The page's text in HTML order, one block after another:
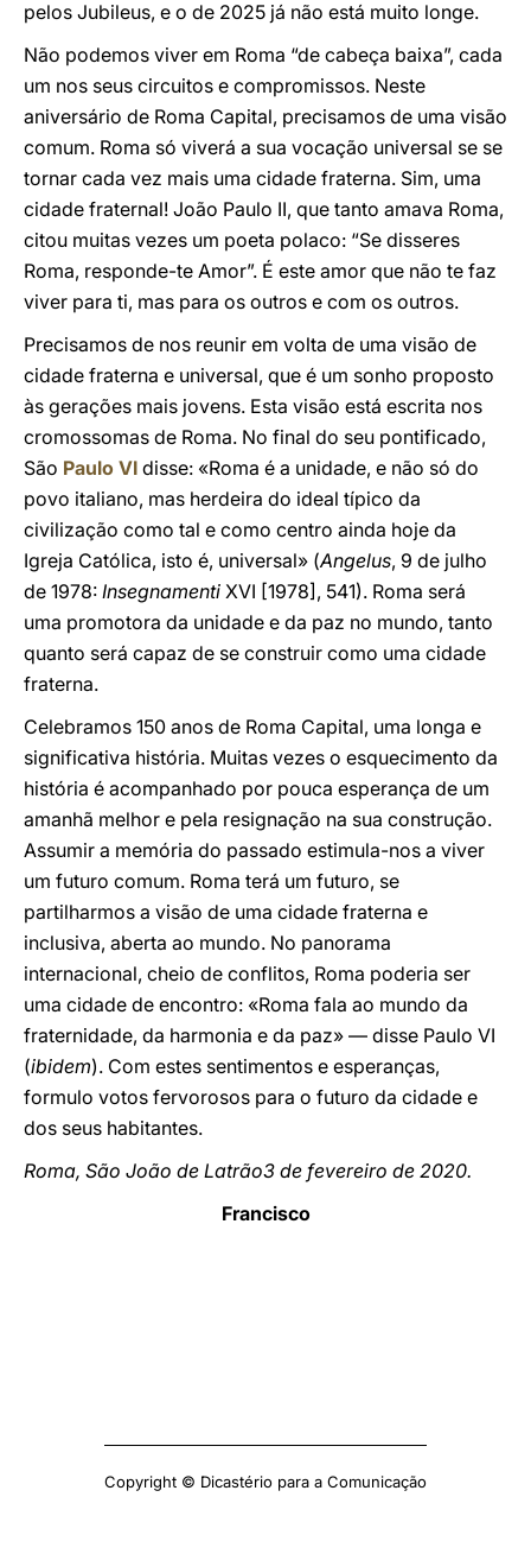
pelos Jubileus, e o de 2025 já não está muito longe.
Não podemos viver em Roma “de cabeça baixa”, cada
um nos seus circuitos e compromissos. Neste
aniversário de Roma Capital, precisamos de uma visão
comum. Roma só viverá a sua vocação universal se se
tornar cada vez mais uma cidade fraterna. Sim, uma
cidade fraternal! João Paulo II, que tanto amava Roma,
citou muitas vezes um poeta polaco: “Se disseres
Roma, responde-te Amor”. É este amor que não te faz
viver para ti, mas para os outros e com os outros.
Precisamos de nos reunir em volta de uma visão de
cidade fraterna e universal, que é um sonho proposto
às gerações mais jovens. Esta visão está escrita nos
cromossomas de Roma. No final do seu pontificado,
São Paulo VI disse: «Roma é a unidade, e não só do
povo italiano, mas herdeira do ideal típico da
civilização como tal e como centro ainda hoje da
Igreja Católica, isto é, universal» (Angelus, 9 de julho
de 1978: Insegnamenti XVI [1978], 541). Roma será
uma promotora da unidade e da paz no mundo, tanto
quanto será capaz de se construir como uma cidade
fraterna.
Celebramos 150 anos de Roma Capital, uma longa e
significativa história. Muitas vezes o esquecimento da
história é acompanhado por pouca esperança de um
amanhã melhor e pela resignação na sua construção.
Assumir a memória do passado estimula-nos a viver
um futuro comum. Roma terá um futuro, se
partilharmos a visão de uma cidade fraterna e
inclusiva, aberta ao mundo. No panorama
internacional, cheio de conflitos, Roma poderia ser
uma cidade de encontro: «Roma fala ao mundo da
fraternidade, da harmonia e da paz» — disse Paulo VI
(ibidem). Com estes sentimentos e esperanças,
formulo votos fervorosos para o futuro da cidade e
dos seus habitantes.
Roma, São João de Latrão3 de fevereiro de 2020.
Francisco
Copyright © Dicastério para a Comunicação